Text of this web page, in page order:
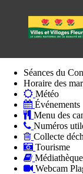
Séances du
Horaire des
Météo
Événements
Menu des
Numéros
Collecte
Tourisme
Médiathèque
Webcam